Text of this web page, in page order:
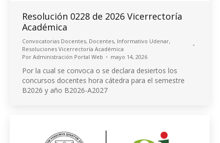
Resolución 0228 de 2026 Vicerrectoría
Académica
Convocatorias Docentes, Docentes, Informativo Udenar,
Resoluciones Vicerrectoría Académica
Por Administración Portal Web mayo 14, 2026
Por la cual se convoca o se declara desiertos los
concursos docentes hora cátedra para el semestre
B2026 y año B2026-A2027